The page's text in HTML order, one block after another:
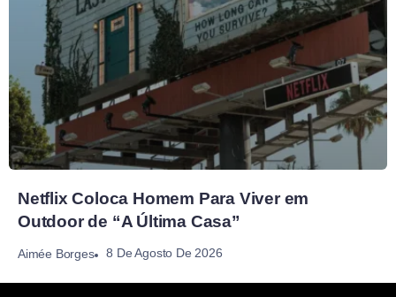
Netflix Coloca Homem Para Viver em
Outdoor de “A Última Casa”
Aimée Borges 8 De Agosto De 2026